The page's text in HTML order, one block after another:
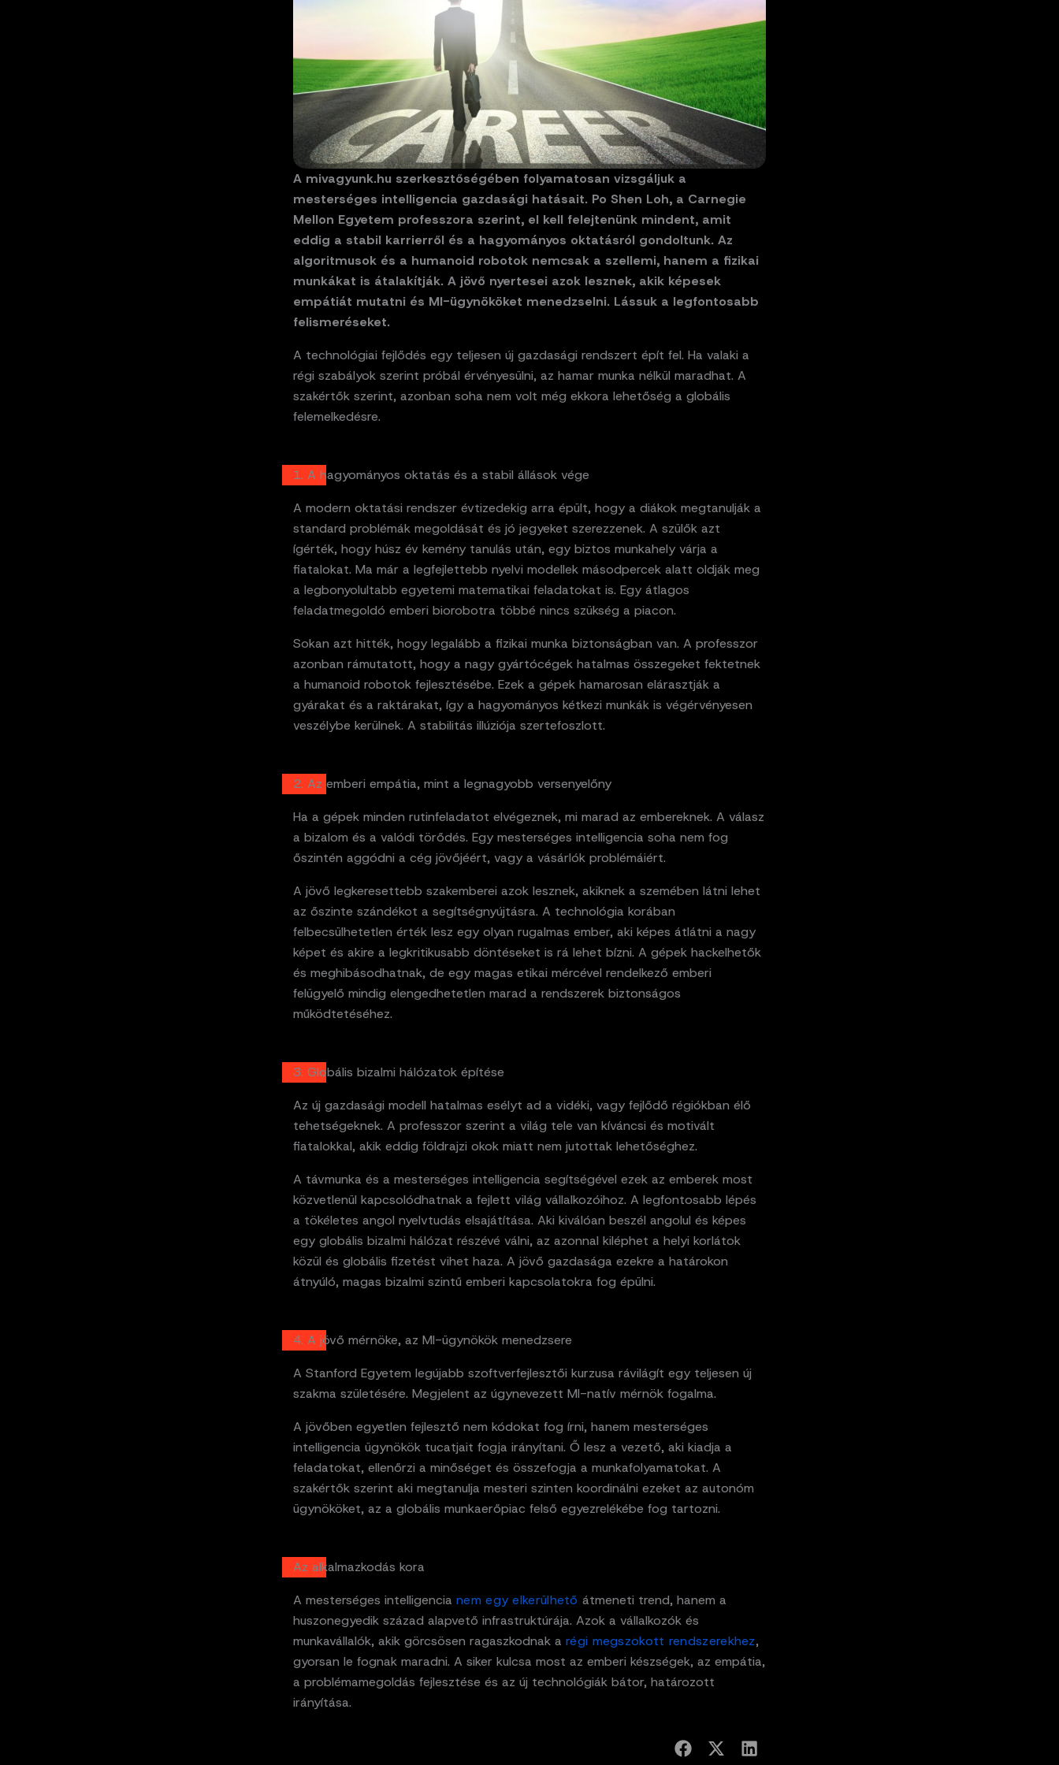
A mivagyunk.hu szerkesztőségében folyamatosan vizsgáljuk a
mesterséges intelligencia gazdasági hatásait. Po Shen Loh, a Carnegie
Mellon Egyetem professzora szerint, el kell felejtenünk mindent, amit
eddig a stabil karrierről és a hagyományos oktatásról gondoltunk. Az
algoritmusok és a humanoid robotok nemcsak a szellemi, hanem a fizikai
munkákat is átalakítják. A jövő nyertesei azok lesznek, akik képesek
empátiát mutatni és MI-ügynököket menedzselni. Lássuk a legfontosabb
felismeréseket.
A technológiai fejlődés egy teljesen új gazdasági rendszert épít fel. Ha valaki a
régi szabályok szerint próbál érvényesülni, az hamar munka nélkül maradhat. A
szakértők szerint, azonban soha nem volt még ekkora lehetőség a globális
felemelkedésre.
1. A hagyományos oktatás és a stabil állások vége
A modern oktatási rendszer évtizedekig arra épült, hogy a diákok megtanulják a
standard problémák megoldását és jó jegyeket szerezzenek. A szülők azt
ígérték, hogy húsz év kemény tanulás után, egy biztos munkahely várja a
fiatalokat. Ma már a legfejlettebb nyelvi modellek másodpercek alatt oldják meg
a legbonyolultabb egyetemi matematikai feladatokat is. Egy átlagos
feladatmegoldó emberi biorobotra többé nincs szükség a piacon.
Sokan azt hitték, hogy legalább a fizikai munka biztonságban van. A professzor
azonban rámutatott, hogy a nagy gyártócégek hatalmas összegeket fektetnek
a humanoid robotok fejlesztésébe. Ezek a gépek hamarosan elárasztják a
gyárakat és a raktárakat, így a hagyományos kétkezi munkák is végérvényesen
veszélybe kerülnek. A stabilitás illúziója szertefoszlott.
2. Az emberi empátia, mint a legnagyobb versenyelőny
Ha a gépek minden rutinfeladatot elvégeznek, mi marad az embereknek. A válasz
a bizalom és a valódi törődés. Egy mesterséges intelligencia soha nem fog
őszintén aggódni a cég jövőjéért, vagy a vásárlók problémáiért.
A jövő legkeresettebb szakemberei azok lesznek, akiknek a szemében látni lehet
az őszinte szándékot a segítségnyújtásra. A technológia korában
felbecsülhetetlen érték lesz egy olyan rugalmas ember, aki képes átlátni a nagy
képet és akire a legkritikusabb döntéseket is rá lehet bízni. A gépek hackelhetők
és meghibásodhatnak, de egy magas etikai mércével rendelkező emberi
felügyelő mindig elengedhetetlen marad a rendszerek biztonságos
működtetéséhez.
3. Globális bizalmi hálózatok építése
Az új gazdasági modell hatalmas esélyt ad a vidéki, vagy fejlődő régiókban élő
tehetségeknek. A professzor szerint a világ tele van kíváncsi és motivált
fiatalokkal, akik eddig földrajzi okok miatt nem jutottak lehetőséghez.
A távmunka és a mesterséges intelligencia segítségével ezek az emberek most
közvetlenül kapcsolódhatnak a fejlett világ vállalkozóihoz. A legfontosabb lépés
a tökéletes angol nyelvtudás elsajátítása. Aki kiválóan beszél angolul és képes
egy globális bizalmi hálózat részévé válni, az azonnal kiléphet a helyi korlátok
közül és globális fizetést vihet haza. A jövő gazdasága ezekre a határokon
átnyúló, magas bizalmi szintű emberi kapcsolatokra fog épülni.
4. A jövő mérnöke, az MI-ügynökök menedzsere
A Stanford Egyetem legújabb szoftverfejlesztői kurzusa rávilágít egy teljesen új
szakma születésére. Megjelent az úgynevezett MI-natív mérnök fogalma.
A jövőben egyetlen fejlesztő nem kódokat fog írni, hanem mesterséges
intelligencia ügynökök tucatjait fogja irányítani. Ő lesz a vezető, aki kiadja a
feladatokat, ellenőrzi a minőséget és összefogja a munkafolyamatokat. A
szakértők szerint aki megtanulja mesteri szinten koordinálni ezeket az autonóm
ügynököket, az a globális munkaerőpiac felső egyezrelékébe fog tartozni.
Az alkalmazkodás kora
A mesterséges intelligencia nem egy elkerülhető átmeneti trend, hanem a
huszonegyedik század alapvető infrastruktúrája. Azok a vállalkozók és
munkavállalók, akik görcsösen ragaszkodnak a régi megszokott rendszerekhez,
gyorsan le fognak maradni. A siker kulcsa most az emberi készségek, az empátia,
a problémamegoldás fejlesztése és az új technológiák bátor, határozott
irányítása.